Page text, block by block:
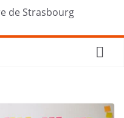
de Strasbourg